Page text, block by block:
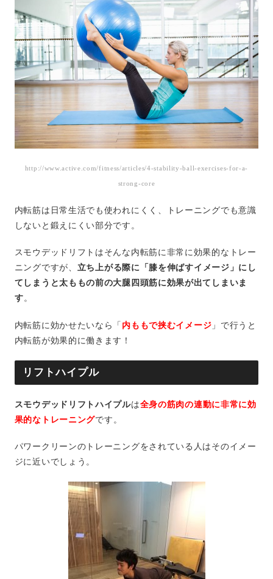
http://www.active.com/fitness/articles/4-stability-ball-exercises-for-a-
strong-core
内転筋は日常生活でも使われにくく、トレーニングでも意識
しないと鍛えにくい部分です。
スモウデッドリフトはそんな内転筋に非常に効果的なトレー
ニングですが、 立ち上がる際に「膝を伸ばすイメージ」にし
てしまうと太ももの前の大腿四頭筋に効果が出てしまいま
す。
内転筋に効かせたいなら「 内ももで挟むイメージ 」で行うと
内転筋が効果的に働きます！
リフトハイプル
スモウデッドリフトハイプルは全身の筋肉の連動に非常に効
果的なトレーニングです。
パワークリーンのトレーニングをされている人はそのイメー
ジに近いでしょう。